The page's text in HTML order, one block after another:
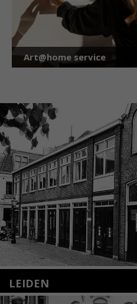
Art@home service
LEIDEN
Nieuwstraat 35